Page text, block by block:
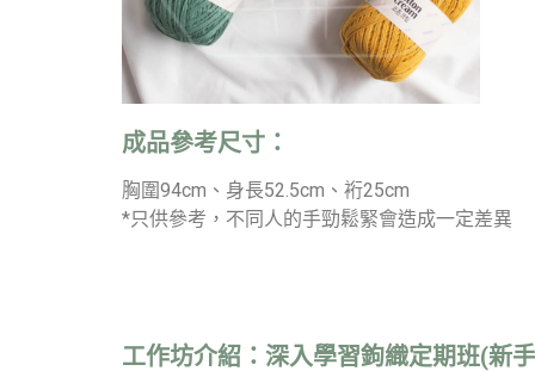
成品參考尺寸：
胸圍94cm、身長52.5cm、裄25cm
*只供參考，不同人的手勁鬆緊會造成一定差異
工作坊介紹： 深入學習鉤織定期班(新